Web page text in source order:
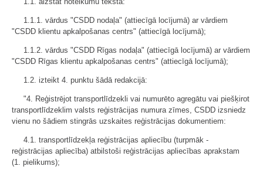
1.1.1. vārdus "CSDD nodaļa" (attiecīgā locījumā) ar vārdiem
"CSDD klientu apkalpošanas centrs" (attiecīgā locījumā);
1.1.2. vārdus "CSDD Rīgas nodaļa" (attiecīgā locījumā) ar vārdiem
"CSDD Rīgas klientu apkalpošanas centrs" (attiecīgā locījumā);
1.2. izteikt 4. punktu šādā redakcijā:
"4. Reģistrējot transportlīdzekli vai numurēto agregātu vai piešķirot
transportlīdzeklim valsts reģistrācijas numura zīmes, CSDD izsniedz
vienu no šādiem stingrās uzskaites reģistrācijas dokumentiem:
4.1. transportlīdzekļa reģistrācijas apliecību (turpmāk -
reģistrācijas apliecība) atbilstoši reģistrācijas apliecības aprakstam
(1. pielikums);